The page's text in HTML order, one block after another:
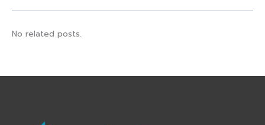
No related posts.